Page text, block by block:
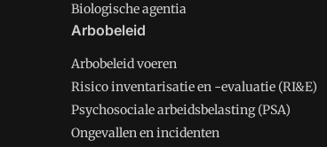
Biologische agentia
Arbobeleid
Arbobeleid voeren
Risico inventarisatie en -evaluatie (RI&E)
Psychosociale arbeidsbelasting (PSA)
Ongevallen en incidenten